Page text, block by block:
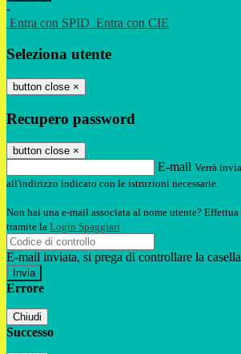
-
Entra con SPID Entra con CIE
Seleziona utente
button close ×
Recupero password
button close ×
E-mail Verrà
all'indirizzo indicato con le istruzioni necessarie.
Non hai una e-mail associata al nome utente?
tramite la Login Spaggiari
E-mail inviata, si prega di controllare la
Errore
Chiudi
Successo